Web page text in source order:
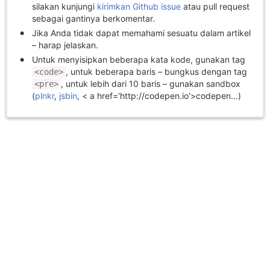
silakan kunjungi kirimkan Github issue atau pull request
sebagai gantinya berkomentar.
Jika Anda tidak dapat memahami sesuatu dalam artikel
– harap jelaskan.
Untuk menyisipkan beberapa kata kode, gunakan tag
<code> , untuk beberapa baris – bungkus dengan tag
<pre> , untuk lebih dari 10 baris – gunakan sandbox
(plnkr, jsbin, < a href='http://codepen.io'>codepen…)